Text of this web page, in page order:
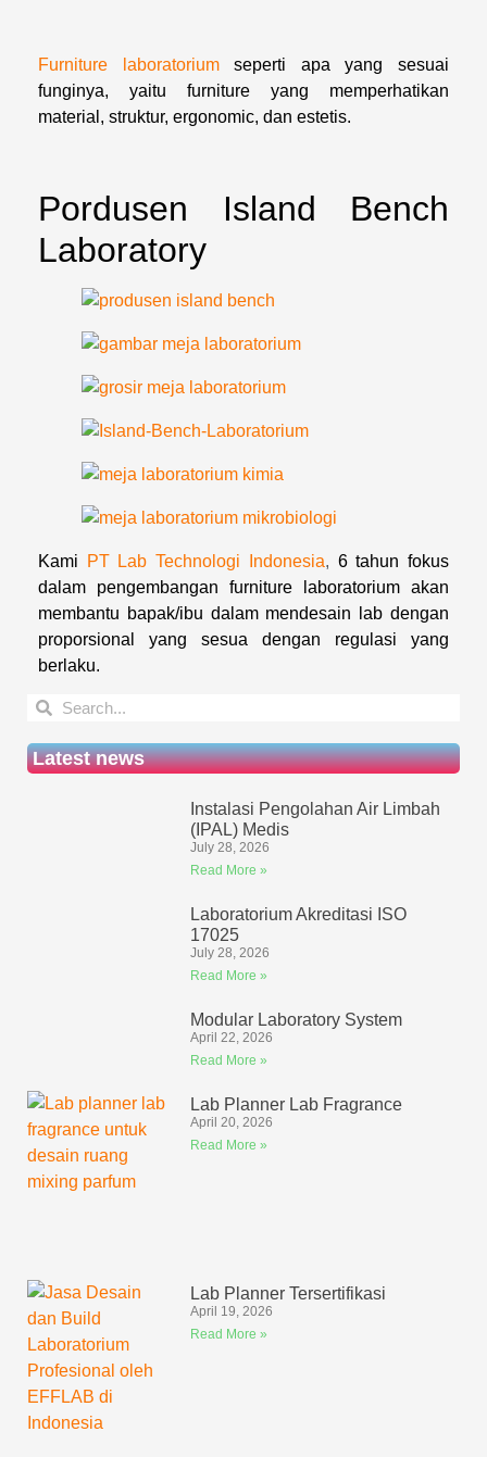
Furniture laboratorium
seperti apa yang sesuai
funginya, yaitu furniture yang memperhatikan
material, struktur, ergonomic, dan estetis.
Pordusen Island Bench
Laboratory
Kami PT Lab Technologi Indonesia, 6 tahun fokus
dalam pengembangan furniture laboratorium akan
membantu bapak/ibu dalam mendesain lab dengan
proporsional yang sesua dengan regulasi yang
berlaku.
Latest news
Instalasi Pengolahan Air Limbah
(IPAL) Medis
July 28, 2026
Read More »
Laboratorium Akreditasi ISO
17025
July 28, 2026
Read More »
Modular Laboratory System
April 22, 2026
Read More »
Lab Planner Lab Fragrance
April 20, 2026
Read More »
Lab Planner Tersertifikasi
April 19, 2026
Read More »